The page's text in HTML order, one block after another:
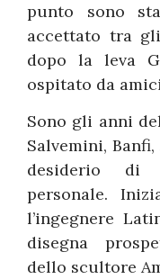
punto sono
accettato tra
dopo la leva
ospitato da
Sono gli anni
Salvemini,
desiderio di
personale.
l’ingegnere
disegna
dello scultore